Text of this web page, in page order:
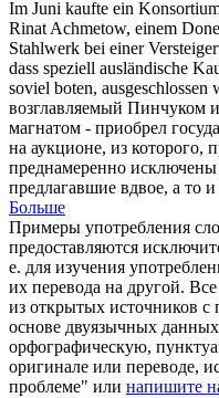
Im Juni kaufte ein
Rinat Achmetow, einem
Stahlwerk bei einer
dass speziell ausländische
soviel boten, ausgeschlossen
возглавляемый Пинчуком
магнатом - приобрел
на аукционе, из которого,
преднамеренно
предлагавшие вдвое, а то
Больше
Примеры употребления
предоставляются
е. для изучения
их перевода на другой.
из открытых источников
основе двуязычных
орфографическую,
оригинале или переводе,
проблеме" или напишите